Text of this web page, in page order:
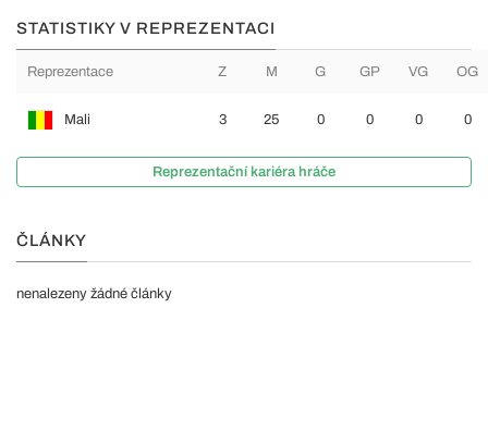
STATISTIKY V REPREZENTACI
Reprezentace Z M G GP VG OG
Mali 3 25 0 0 0 0
Reprezentační kariéra hráče
ČLÁNKY
nenalezeny žádné články